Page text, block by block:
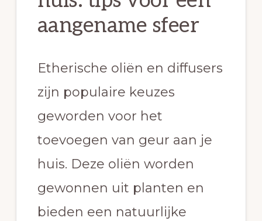
aangename sfeer
Etherische oliën en diffusers
zijn populaire keuzes
geworden voor het
toevoegen van geur aan je
huis. Deze oliën worden
gewonnen uit planten en
bieden een natuurlijke